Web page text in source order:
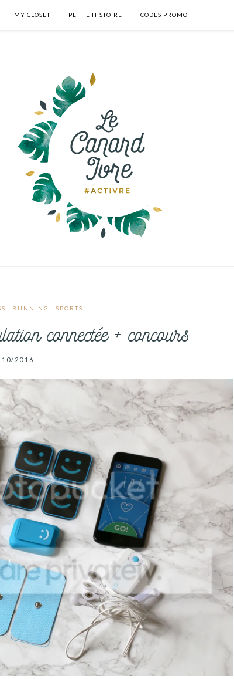
MY CLOSET PETITE HISTOIRE CODES PROMO
RUNNING SPORTS
connectée + concours
2016